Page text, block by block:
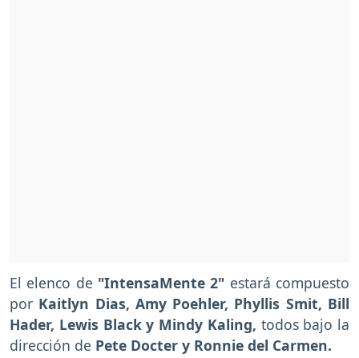
El elenco de "IntensaMente 2" estará compuesto
por Kaitlyn Dias, Amy Poehler, Phyllis Smit, Bill
Hader, Lewis Black y Mindy Kaling, todos bajo la
dirección de Pete Docter y Ronnie del Carmen.